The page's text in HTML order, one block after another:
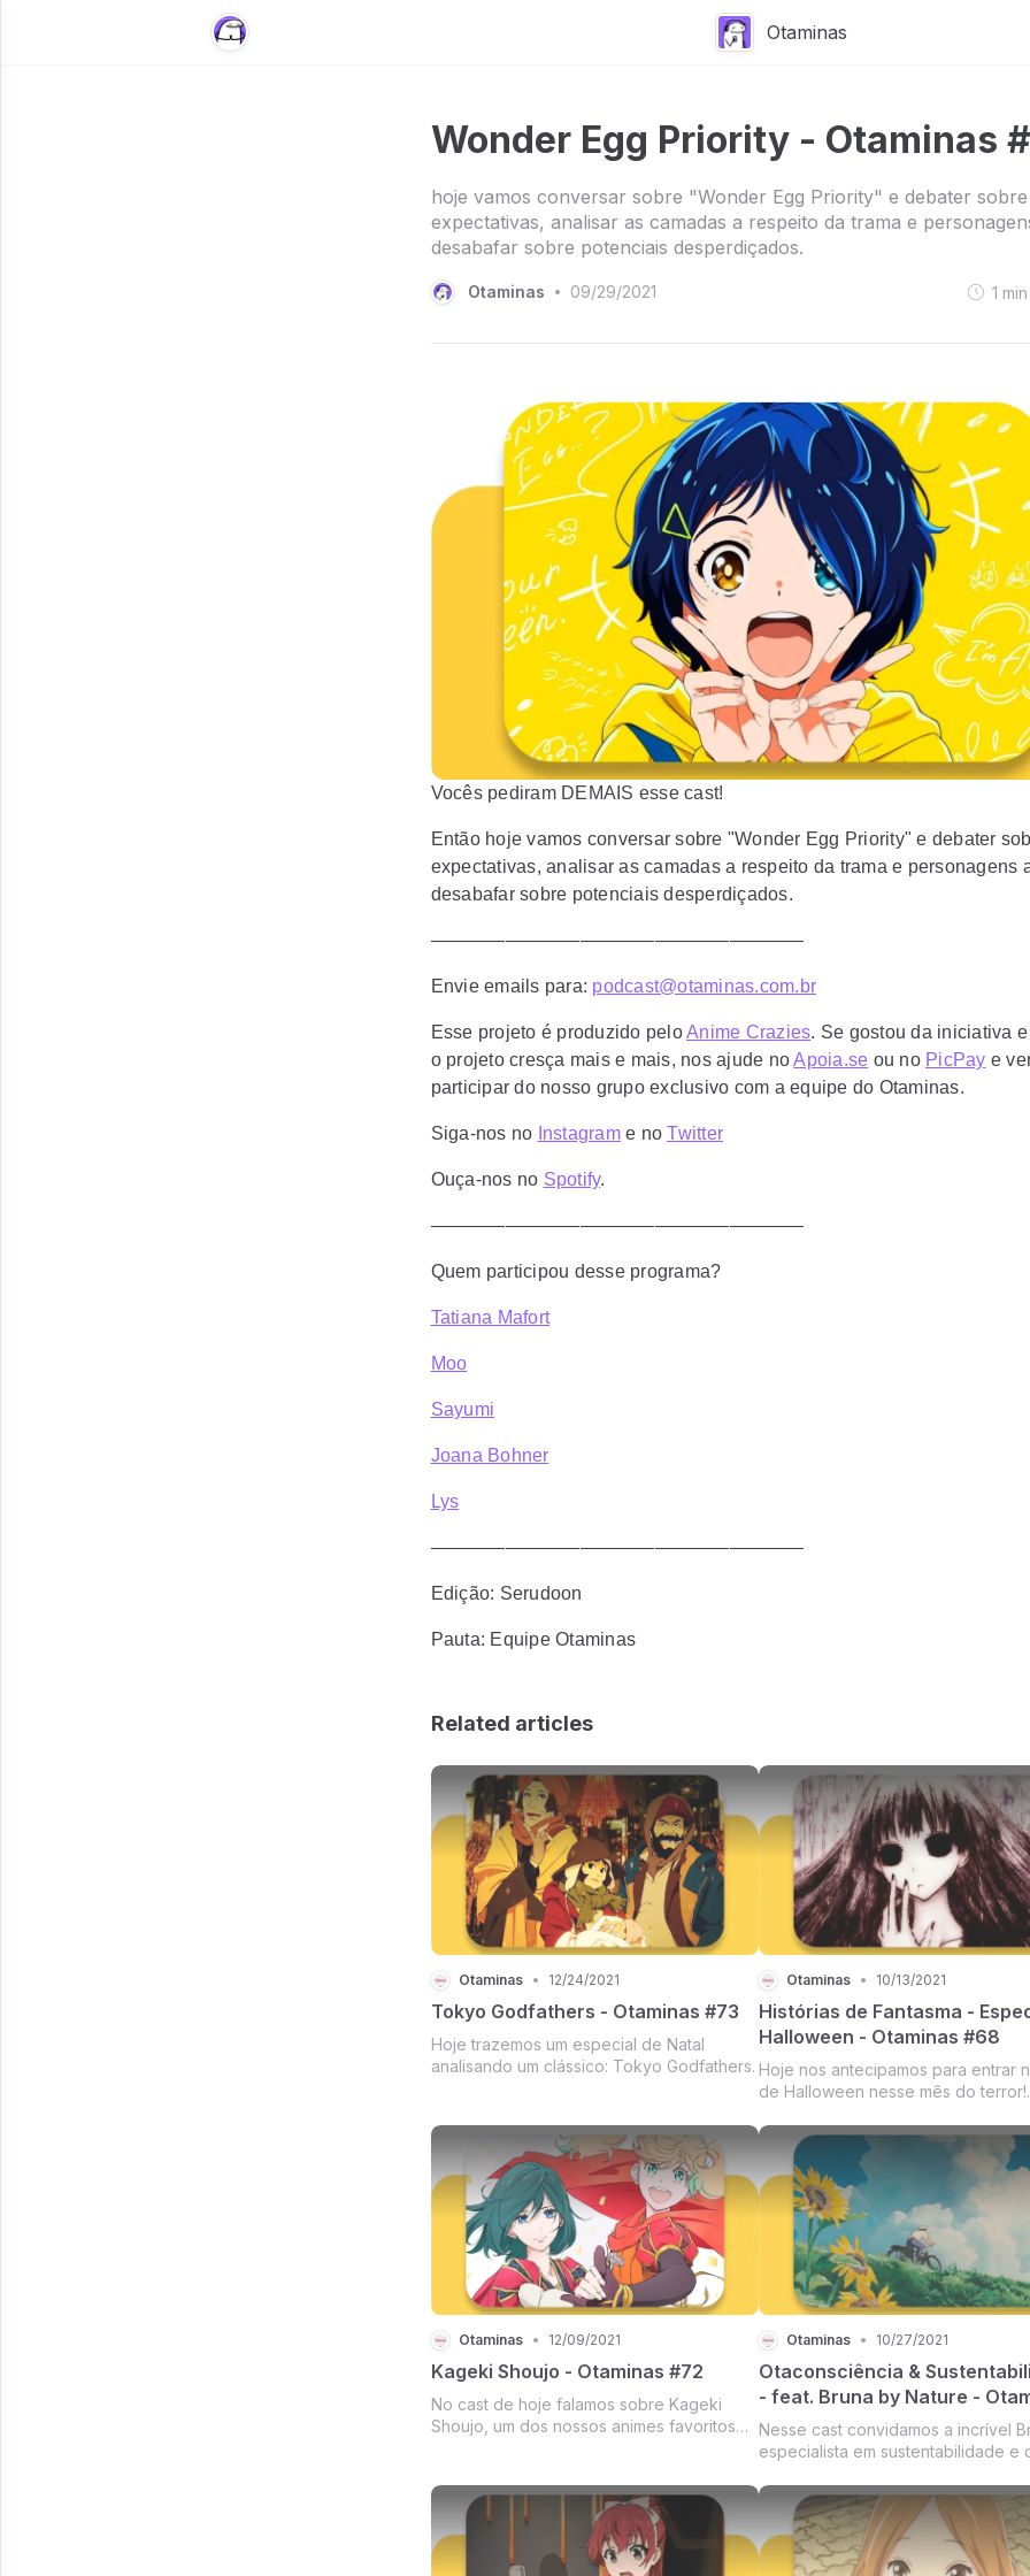
Otaminas
Wonder Egg Priority - Otaminas
hoje vamos conversar sobre "Wonder Egg Priority" e debater
expectativas, analisar as camadas a respeito da trama e
desabafar sobre potenciais desperdiçados.
Otaminas • 09/29/2021 1 min
Vocês pediram DEMAIS esse cast!
Então hoje vamos conversar sobre "Wonder Egg Priority" e debater
expectativas, analisar as camadas a respeito da trama e personagens
desabafar sobre potenciais desperdiçados.
————————————————————
Envie emails para: podcast@otaminas.com.br
Esse projeto é produzido peloAnime Crazies. Se gostou da iniciativa
o projeto cresça mais e mais, nos ajude noApoia.se ou no PicPay e
participar do nosso grupo exclusivo com a equipe do Otaminas.
Siga-nos no Instagrame noTwitter
Ouça-nos no Spotify.
————————————————————
Quem participou desse programa?
Tatiana Mafort
Moo
Sayumi
Joana Bohner
Lys
————————————————————
Edição: Serudoon
Pauta: Equipe Otaminas
Related articles
Otaminas • 12/24/2021
Tokyo Godfathers - Otaminas #73
Hoje trazemos um especial de Natal
analisando um clássico: Tokyo Godfathers.
Otaminas • 10/13/2021
Histórias de Fantasma -
Halloween - Otaminas #68
Hoje nos antecipamos para entrar
de Halloween nesse mês do terror!
podcast Mundo Freak
trocar histórias arrepiantes e
conversarmos sobre folclore
nossos animes favori...
Otaminas • 12/09/2021
Kageki Shoujo - Otaminas #72
No cast de hoje falamos sobre Kageki
Shoujo, um dos nossos animes favoritos
Otaminas • 10/27/2021
Otaconsciência &
- feat. Bruna by Nature -
#69
Nesse cast convidamos a incrível
especialista em sustentabilidade e
conversarmos sobre o cenário
compartilharmos iniciativas
indicarmos obras que falam sobre
proteger o planeta e f...